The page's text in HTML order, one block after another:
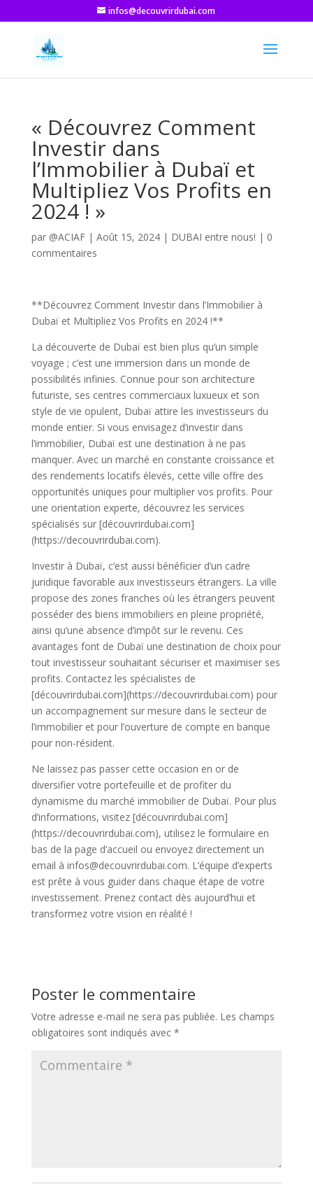
infos@decouvrirdubai.com
« Découvrez Comment
Investir dans
l’Immobilier à Dubaï et
Multipliez Vos Profits en
2024 ! »
par @ACIAF| Août 15, 2024| DUBAI entre nous! | 0
commentaires
**Découvrez Comment Investir dans l’Immobilier à
Dubaï et Multipliez Vos Profits en 2024 !**
La découverte de Dubaï est bien plus qu’un simple
voyage ; c’est une immersion dans un monde de
possibilités infinies. Connue pour son architecture
futuriste, ses centres commerciaux luxueux et son
style de vie opulent, Dubaï attire les investisseurs du
monde entier. Si vous envisagez d’investir dans
l’immobilier, Dubaï est une destination à ne pas
manquer. Avec un marché en constante croissance et
des rendements locatifs élevés, cette ville offre des
opportunités uniques pour multiplier vos profits. Pour
une orientation experte, découvrez les services
spécialisés sur [découvrirdubai.com]
(https://decouvrirdubai.com).
Investir à Dubaï, c’est aussi bénéficier d’un cadre
juridique favorable aux investisseurs étrangers. La ville
propose des zones franches où les étrangers peuvent
posséder des biens immobiliers en pleine propriété,
ainsi qu’une absence d’impôt sur le revenu. Ces
avantages font de Dubaï une destination de choix pour
tout investisseur souhaitant sécuriser et maximiser ses
profits. Contactez les spécialistes de
[découvrirdubai.com](https://decouvrirdubai.com) pour
un accompagnement sur mesure dans le secteur de
l’immobilier et pour l’ouverture de compte en banque
pour non-résident.
Ne laissez pas passer cette occasion en or de
diversifier votre portefeuille et de profiter du
dynamisme du marché immobilier de Dubaï. Pour plus
d’informations, visitez [découvrirdubai.com]
(https://decouvrirdubai.com), utilisez le formulaire en
bas de la page d’accueil ou envoyez directement un
email à infos@decouvrirdubai.com. L’équipe d’experts
est prête à vous guider dans chaque étape de votre
investissement. Prenez contact dès aujourd’hui et
transformez votre vision en réalité !
Poster le commentaire
Votre adresse e-mail ne sera pas publiée. Les champs
obligatoires sont indiqués avec *